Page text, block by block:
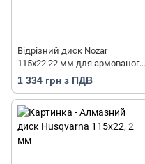
Відрізний диск Nozar
115х22.22 мм для армованого
бетону
1 334 грн з ПДВ